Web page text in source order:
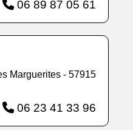
06 89 87 05 61
Marguerites - 57915
06 23 41 33 96